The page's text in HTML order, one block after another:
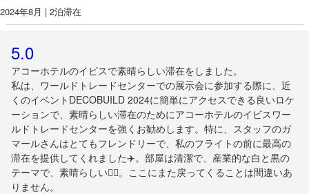
2024年8月 | 2泊滞在
5.0
アコーホテルのイビスで素晴らしい滞在をしました。
私は、ワールドトレードセンターでの展示会に参加する際に、近
くのイベントDECOBUILD 2024に簡単にアクセスできる良いロケ
ーションで、素晴らしい滞在のためにアコーホテルのイビスワー
ルドトレードセンターを強くお勧めします。特に、スタッフのガ
マールさんはとてもフレンドリーで、私のフライトの前に最高の
滞在を提供してくれました✈️。部屋は清潔で、産業的な白と黒の
テーマで、素晴らしい👍🏻。ここにまた戻ってくることは間違いあ
りません。